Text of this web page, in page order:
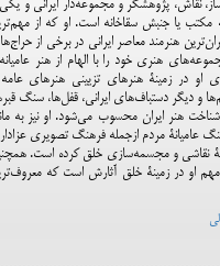
است. او مجسمه‌ساز، نقاش، پژوهشگر و مجموعه‌دار ایرانی و
مکتب یا جنبش سقاخانه است. او که از
هنرمند معاصر ایرانی در برخی از
هنری خود را با الهام از هنر
او در زمینۀ هنرهای تزیینی هنرهای
و دیگر دستباف‌های ایرانی، قفل‌ها، سنگ
هنر ایران محسوب می‌شود. او نیز به
عامیانۀ مردم ازجمله فرهنگ تصویری
نقاشی و مجسمه‌سازی خلق کرده است.
مهم او در زمینۀ خلق آثارش است که